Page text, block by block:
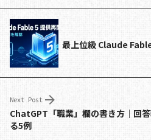
e c
e
b
o
k
最上位級 Claude
Next Post
ChatGPT「職業」欄の書き方｜回
る5例